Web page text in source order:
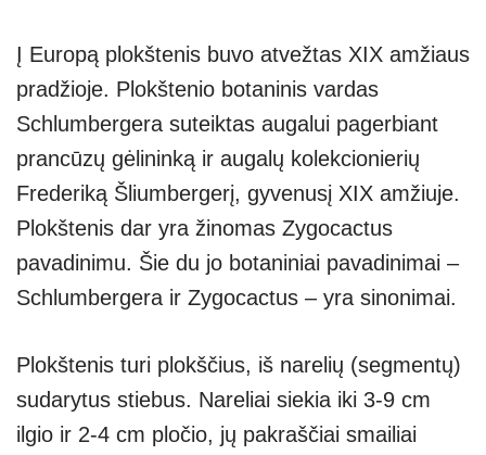
Į Europą plokštenis buvo atvežtas XIX amžiaus
pradžioje. Plokštenio botaninis vardas
Schlumbergera suteiktas augalui pagerbiant
prancūzų gėlininką ir augalų kolekcionierių
Frederiką Šliumbergerį, gyvenusį XIX amžiuje.
Plokštenis dar yra žinomas Zygocactus
pavadinimu. Šie du jo botaniniai pavadinimai –
Schlumbergera ir Zygocactus – yra sinonimai.
Plokštenis turi plokščius, iš narelių (segmentų)
sudarytus stiebus. Nareliai siekia iki 3-9 cm
ilgio ir 2-4 cm pločio, jų pakraščiai smailiai